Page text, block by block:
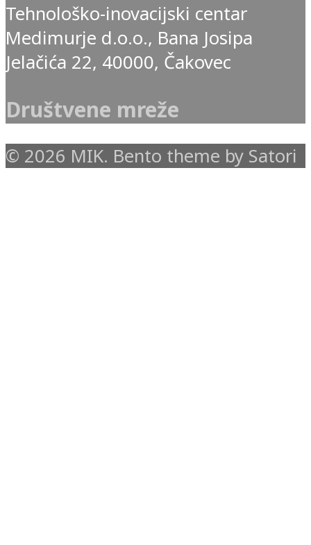
Tehnološko-inovacijski centar
Medimurje d.o.o., Bana Josipa
Jelačića 22, 40000, Čakovec
Društvene mreže
© 2026 MIK. Bento theme by Satori